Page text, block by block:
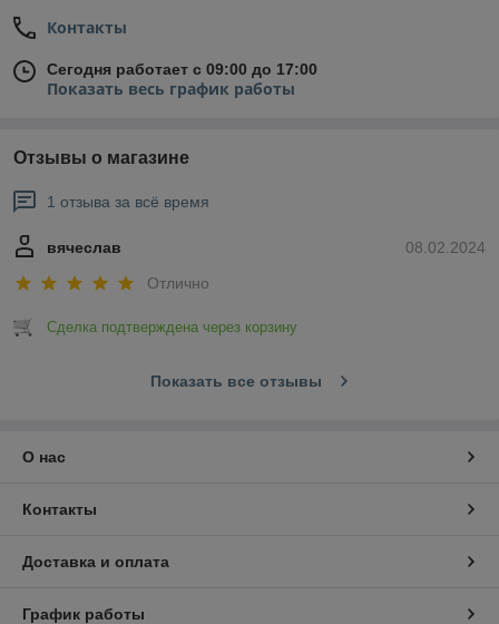
Контакты
Сегодня работает с 09:00 до 17:00
Показать весь график работы
Отзывы о магазине
1 отзыва за всё время
08.02.2024
вячеслав
Отлично
Сделка подтверждена через корзину
Показать все отзывы
О нас
Контакты
Доставка и оплата
График работы